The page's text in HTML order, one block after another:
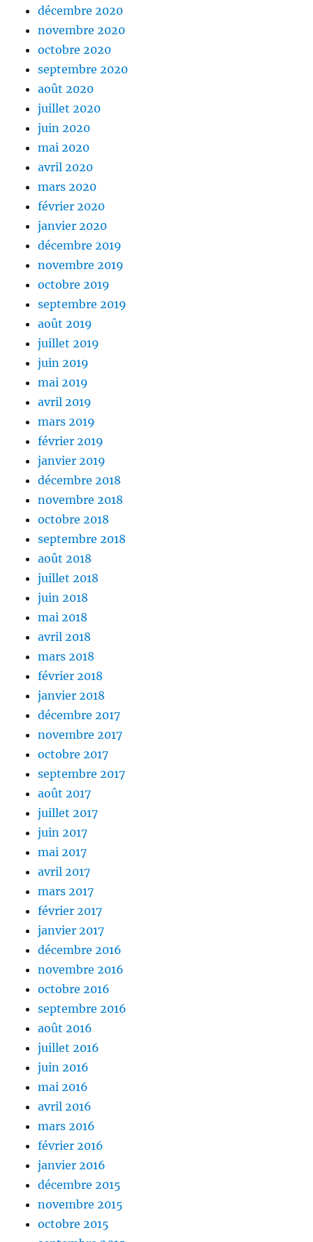
décembre 2020
novembre 2020
octobre 2020
septembre 2020
août 2020
juillet 2020
juin 2020
mai 2020
avril 2020
mars 2020
février 2020
janvier 2020
décembre 2019
novembre 2019
octobre 2019
septembre 2019
août 2019
juillet 2019
juin 2019
mai 2019
avril 2019
mars 2019
février 2019
janvier 2019
décembre 2018
novembre 2018
octobre 2018
septembre 2018
août 2018
juillet 2018
juin 2018
mai 2018
avril 2018
mars 2018
février 2018
janvier 2018
décembre 2017
novembre 2017
octobre 2017
septembre 2017
août 2017
juillet 2017
juin 2017
mai 2017
avril 2017
mars 2017
février 2017
janvier 2017
décembre 2016
novembre 2016
octobre 2016
septembre 2016
août 2016
juillet 2016
juin 2016
mai 2016
avril 2016
mars 2016
février 2016
janvier 2016
décembre 2015
novembre 2015
octobre 2015